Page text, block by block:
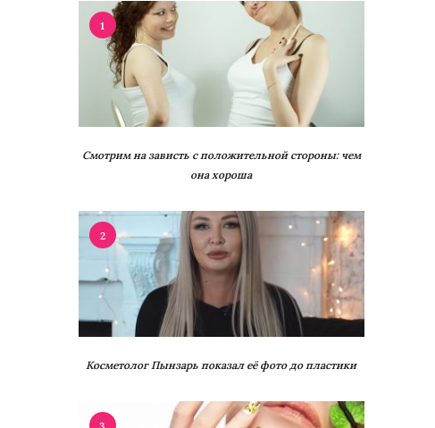
1
Смотрим на зависть с положительной стороны: чем
она хороша
2
Косметолог Пынзарь показал её фото до пластики